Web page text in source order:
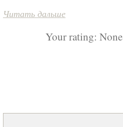
Читать дальше
Your rating: None